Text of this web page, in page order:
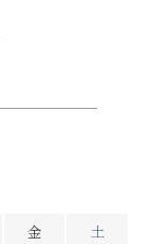
金
土